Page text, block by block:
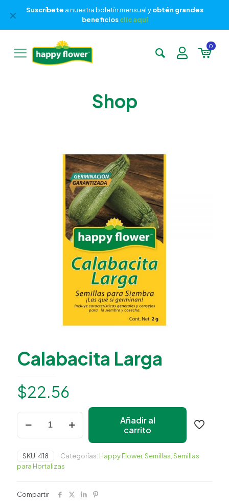
Suscríbete a nuestra boletín mensual yobtén grandes
beneficiosclic aquí
✕
0
Shop
Calabacita Larga
$22.56
Calabacita
Larga
cantidad
Añadir al
carrito
SKU: 418 Categorías: Happy Flower,Semillas Semillas
para Hortalizas
Compartir
Agente IA